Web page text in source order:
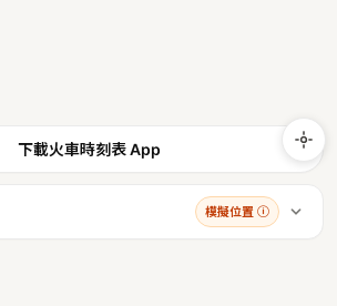
下載火車時刻表 App
模擬位置 ⓘ